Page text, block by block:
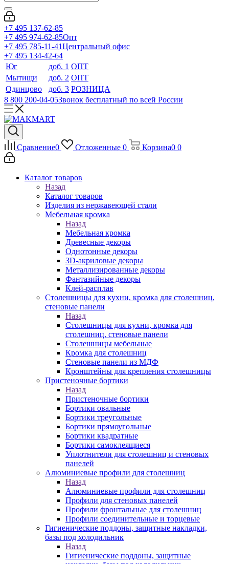
+7 495 137-62-85
+7 495 974-62-85Опт
+7 495 785-11-41Центральный офис
+7 495 134-42-64
Юг
доб. 1 ОПТ
Мытищи
доб. 2 ОПТ
Одинцово
доб. 3 РОЗНИЦА
8 800 200-04-05Звонок бесплатный по всей России
Сравнение0 Отложенные 0 Корзина0 0
Каталог товаров
Назад
Каталог товаров
Изделия из нержавеющей стали
Мебельная кромка
Назад
Мебельная кромка
Древесные декоры
Однотонные декоры
3D-акриловые декоры
Металлизированные декоры
Фантазийные декоры
Клей-расплав
Столешницы для кухни, кромка для столешниц,
стеновые панели
Назад
Столешницы для кухни, кромка для
столешниц, стеновые панели
Столешницы мебельные
Кромка для столешниц
Стеновые панели из МДФ
Кронштейны для крепления столешницы
Пристеночные бортики
Назад
Пристеночные бортики
Бортики овальные
Бортики треугольные
Бортики прямоугольные
Бортики квадратные
Бортики самоклеящиеся
Уплотнители для столешниц и стеновых
панелей
Алюминиевые профили для столешниц
Назад
Алюминиевые профили для столешниц
Профили для стеновых панелей
Профили фронтальные для столешниц
Профили соединительные и торцевые
Гигиенические поддоны, защитные накладки,
базы под холодильник
Назад
Гигиенические поддоны, защитные